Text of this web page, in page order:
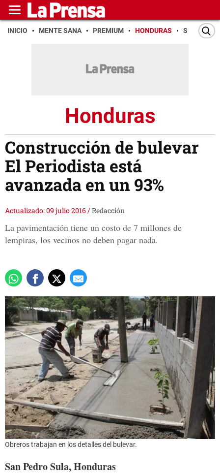
INICIO MENTE SANA PREMIUM HONDURAS SAN PEDRO
Honduras
Construcción de bulevar
El Periodista está
avanzada en un 93%
Actualizado: 09 julio 2016/Redacción
La pavimentación tiene un costo de 7 millones de
lempiras, los vecinos no deben pagar nada.
Obreros trabajan en los detalles del bulevar.
San Pedro Sula, Honduras